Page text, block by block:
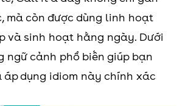
mà còn được dùng linh hoạt
và sinh hoạt hằng ngày. Dưới
ngữ cảnh phổ biến giúp bạn
áp dụng idiom này chính xác